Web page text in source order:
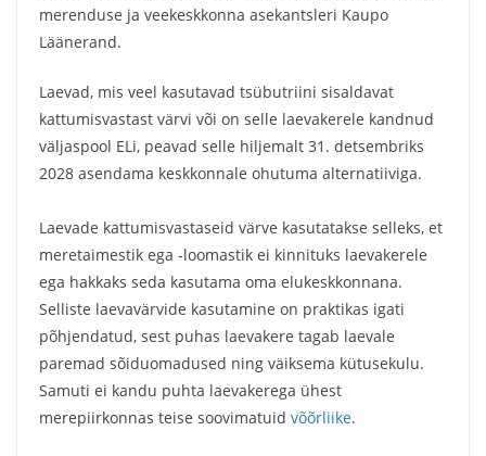
merenduse ja veekeskkonna asekantsleri Kaupo
Läänerand.
Laevad, mis veel kasutavad tsübutriini sisaldavat
kattumisvastast värvi või on selle laevakerele kandnud
väljaspool ELi, peavad selle hiljemalt 31. detsembriks
2028 asendama keskkonnale ohutuma alternatiiviga.
Laevade kattumisvastaseid värve kasutatakse selleks, et
meretaimestik ega -loomastik ei kinnituks laevakerele
ega hakkaks seda kasutama oma elukeskkonnana.
Selliste laevavärvide kasutamine on praktikas igati
põhjendatud, sest puhas laevakere tagab laevale
paremad sõiduomadused ning väiksema kütusekulu.
Samuti ei kandu puhta laevakerega ühest
merepiirkonnas teise soovimatuid võõrliike.